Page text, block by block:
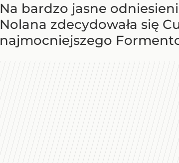
Na bardzo jasne
Nolana zdecydowała się
najmocniejszego